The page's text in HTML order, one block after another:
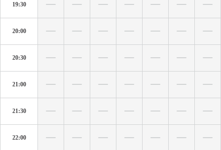
19:30
20:00
20:30
21:00
21:30
22:00